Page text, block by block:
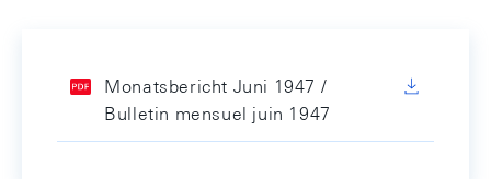
Monatsbericht Juni 1947 /
Bulletin mensuel juin 1947